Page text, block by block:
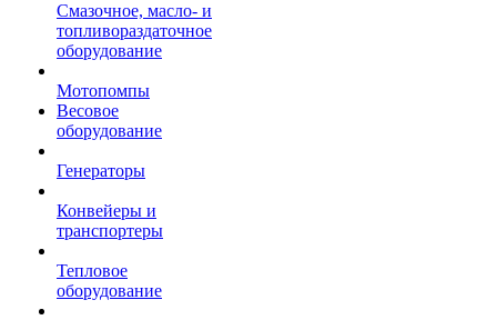
Смазочное, масло- и
топливораздаточное
оборудование
Мотопомпы
Весовое
оборудование
Генераторы
Конвейеры и
транспортеры
Тепловое
оборудование